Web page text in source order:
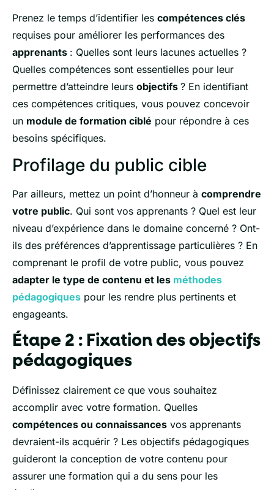
Prenez le temps d’identifier les compétences clés
requises pour améliorer les performances des
apprenants : Quelles sont leurs lacunes actuelles ?
Quelles compétences sont essentielles pour leur
permettre d’atteindre leurs objectifs ? En identifiant
ces compétences critiques, vous pouvez concevoir
un module de formation ciblé pour répondre à ces
besoins spécifiques.
Profilage du public cible
Par ailleurs, mettez un point d’honneur à comprendre
votre public. Qui sont vos apprenants ? Quel est leur
niveau d’expérience dans le domaine concerné ? Ont-
ils des préférences d’apprentissage particulières ? En
comprenant le profil de votre public, vous pouvez
adapter le type de contenu et les méthodes
pédagogiques pour les rendre plus pertinents et
engageants.
Étape 2 : Fixation des objectifs
pédagogiques
Définissez clairement ce que vous souhaitez
accomplir avec votre formation. Quelles
compétences ou connaissances vos apprenants
devraient-ils acquérir ? Les objectifs pédagogiques
guideront la conception de votre contenu pour
assurer une formation qui a du sens pour les